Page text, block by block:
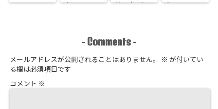
す
対NGなこと
ル
- Comments -
メールアドレスが公開されることはありません。 ※ が付いてい
る欄は必須項目です
コメント ※